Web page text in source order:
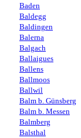
Baden
Baldegg
Baldingen
Balerna
Balgach
Ballaigues
Ballens
Ballmoos
Ballwil
Balm b. Günsberg
Balm b. Messen
Balmberg
Balsthal